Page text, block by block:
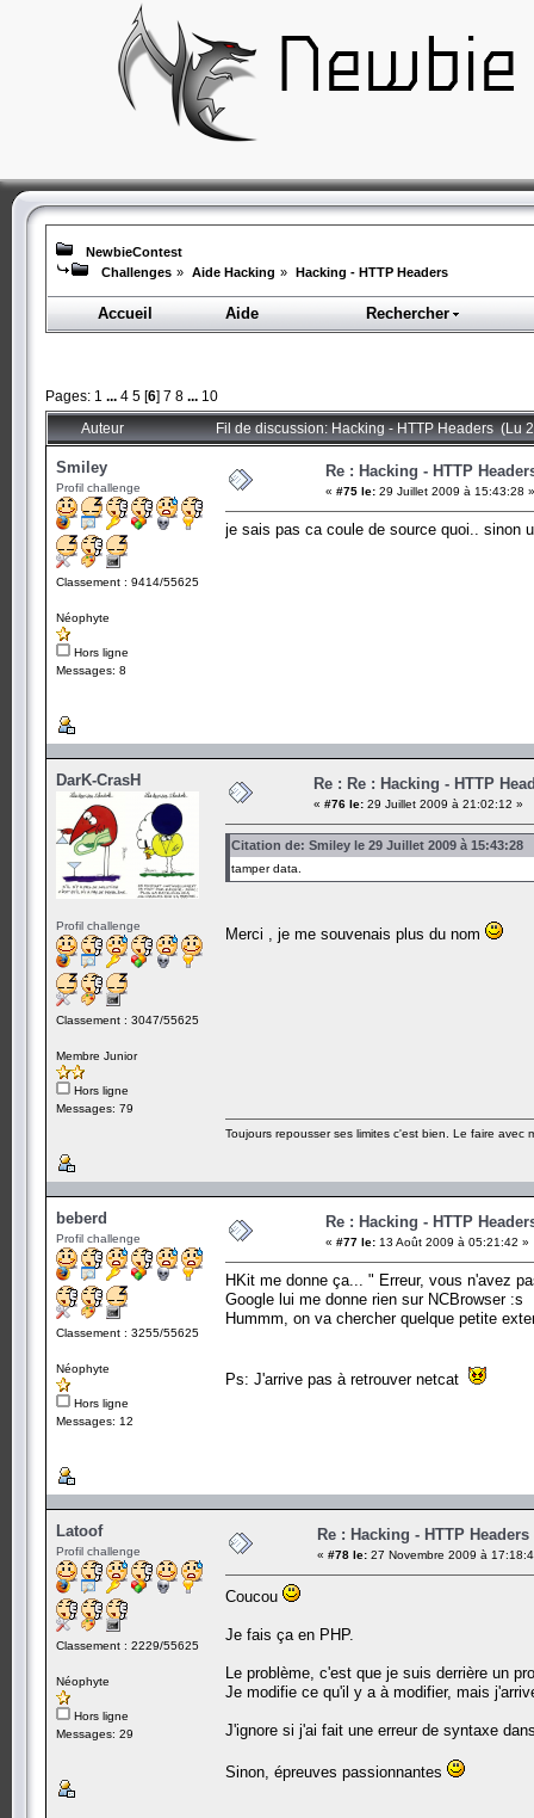
NewbieContest
Challenges » Aide Hacking » Hacking - HTTP Headers
Accueil Aide Rechercher
Pages: 1 ... 4 5 [6] 7 8 ... 10
Auteur Fil de discussion: Hacking - HTTP Headers (Lu
Smiley
Profil challenge
Classement : 9414/55625
Néophyte
Hors ligne
Messages: 8
Re : Hacking - HTTP
« #75 le: 29 Juillet 2009 à 15:43:28 »
je sais pas ca coule de source quoi.. sinon
DarK-CrasH
Profil challenge
Classement : 3047/55625
Membre Junior
Hors ligne
Messages: 79
Re : Re : Hacking - HTTP
« #76 le: 29 Juillet 2009 à 21:02:12 »
Citation de: Smiley le 29 Juillet 2009 à 15:43:28
tamper data.
Merci , je me souvenais plus du nom
Toujours repousser ses limites c'est bien. Le faire avec
beberd
Profil challenge
Classement : 3255/55625
Néophyte
Hors ligne
Messages: 12
Re : Hacking - HTTP
« #77 le: 13 Août 2009 à 05:21:42 »
HKit me donne ça... " Erreur, vous n'avez
Google lui me donne rien sur NCBrowser :s
Hummm, on va chercher quelque petite
Ps: J'arrive pas à retrouver netcat
Latoof
Profil challenge
Classement : 2229/55625
Néophyte
Hors ligne
Messages: 29
Re : Hacking - HTTP Headers
« #78 le: 27 Novembre 2009 à
Coucou
Je fais ça en PHP.
Le problème, c'est que je suis derrière un
Je modifie ce qu'il y a à modifier, mais
J'ignore si j'ai fait une erreur de syntaxe
Sinon, épreuves passionnantes